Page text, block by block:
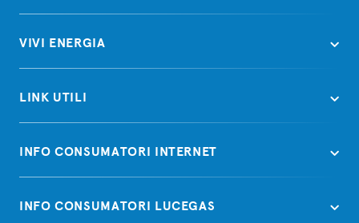
VIVI ENERGIA
LINK UTILI
INFO CONSUMATORI INTERNET
INFO CONSUMATORI LUCEGAS